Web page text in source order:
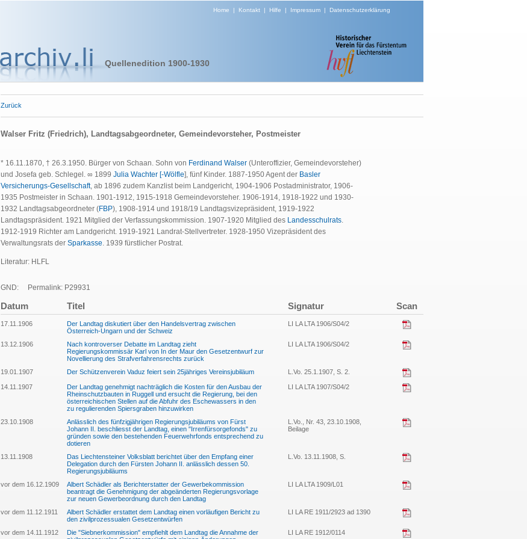
Home | Kontakt| Hilfe | Impressum| Datenschutzerklärung
Quellenedition 1900-1930
Zurück
Walser Fritz (Friedrich), Landtagsabgeordneter, Gemeindevorsteher, Postmeister
* 16.11.1870, † 26.3.1950. Bürger von Schaan. Sohn von Ferdinand Walser (Unteroffizier, Gemeindevorsteher)
und Josefa geb. Schlegel. ∞ 1899 Julia Wachter [-Wölfle], fünf Kinder. 1887-1950 Agent der Basler
Versicherungs-Gesellschaft, ab 1896 zudem Kanzlist beim Landgericht, 1904-1906 Postadministrator, 1906-
1935 Postmeister in Schaan. 1901-1912, 1915-1918 Gemeindevorsteher. 1906-1914, 1918-1922 und 1930-
1932 Landtagsabgeordneter (FBP), 1908-1914 und 1918/19 Landtagsvizepräsident, 1919-1922
Landtagspräsident. 1921 Mitglied der Verfassungskommission. 1907-1920 Mitglied des Landesschulrats.
1912-1919 Richter am Landgericht. 1919-1921 Landrat-Stellvertreter. 1928-1950 Vizepräsident des
Verwaltungsrats der Sparkasse. 1939 fürstlicher Postrat.
Literatur: HLFL
GND: Permalink: P29931
Datum Titel Signatur Scan
17.11.1906
Der Landtag diskutiert über den Handelsvertrag zwischen
Österreich-Ungarn und der Schweiz
LI LA LTA 1906/S04/2
13.12.1906
Nach kontroverser Debatte im Landtag zieht
Regierungskommissär Karl von In der Maur den Gesetzentwurf zur
Novellierung des Strafverfahrensrechts zurück
LI LA LTA 1906/S04/2
19.01.1907 Der Schützenverein Vaduz feiert sein 25jähriges Vereinsjubiläum L.Vo. 25.1.1907, S. 2.
14.11.1907
Der Landtag genehmigt nachträglich die Kosten für den Ausbau der
Rheinschutzbauten in Ruggell und ersucht die Regierung, bei den
österreichischen Stellen auf die Abfuhr des Eschewassers in den
zu regulierenden Spiersgraben hinzuwirken
LI LA LTA 1907/S04/2
23.10.1908
Anlässlich des fünfzigjährigen Regierungsjubiläums von Fürst
Johann II. beschliesst der Landtag, einen "Irrenfürsorgefonds" zu
gründen sowie den bestehenden Feuerwehrfonds entsprechend zu
dotieren
L.Vo., Nr. 43, 23.10.1908,
Beilage
13.11.1908
Das Liechtensteiner Volksblatt berichtet über den Empfang einer
Delegation durch den Fürsten Johann II. anlässlich dessen 50.
Regierungsjubiläums
L.Vo. 13.11.1908, S.
vor dem 16.12.1909
Albert Schädler als Berichterstatter der Gewerbekommission
beantragt die Genehmigung der abgeänderten Regierungsvorlage
zur neuen Gewerbeordnung durch den Landtag
LI LA LTA 1909/L01
vor dem 11.12.1911
Albert Schädler erstattet dem Landtag einen vorläufigen Bericht zu
den zivilprozessualen Gesetzentwürfen
LI LA RE 1911/2923 ad 1390
vor dem 14.11.1912
Die "Siebnerkommission" empfiehlt dem Landtag die Annahme der
LI LA RE 1912/0114